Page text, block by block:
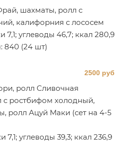
шахматы, ролл с
калифорния с лососем
7,1; углеводы 46,7; ккал 280,9
840 (24 шт)
2500 руб
ролл Сливочная
с ростбифом холодный,
ролл Ацуй Маки (сет на 4-5
углеводы 39,3; ккал 236,9